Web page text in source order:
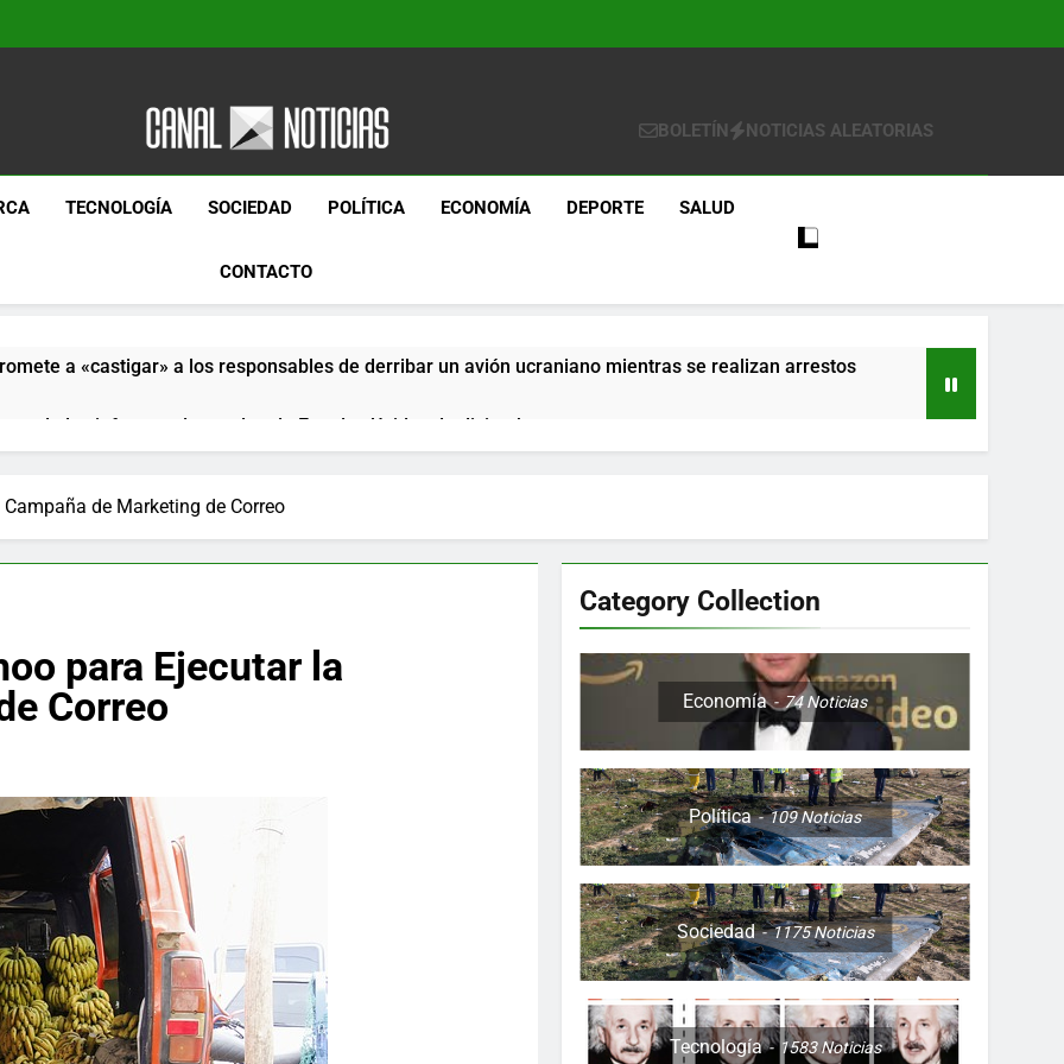
Canal Noticias
Canal Noticias
BOLETÍN NOTICIAS ALEATORIAS
TECNOLOGÍA SOCIEDAD POLÍTICA ECONOMÍA DEPORTE SALUD
CONTACTO
a «castigar» a los responsables de derribar un avión ucraniano mientras se realizan arrestos
de los informes de empleo de Estados Unidos de diciembre
y restaurador, Carl Ruiz, muere a los 44 años
Max Testo a Precios Especiales en México, Chile, Argentina, Colombia, Perú , Ecuador, Costa Rica y
en México – Descuentos Masivos en Mercado Libre
te lleva a lugares paranormales con binoculares de visión nocturna y reuniones de secuestrados
Artificial deepfake de Samsung fabrica un clip de movimiento desde una sola foto
de Marketing de Correo
para Ejecutar la
Correo
Category Collection
Economía 74Noticias
Política 109Noticias
Sociedad 1175Noticias
Tecnología 1583Noticias